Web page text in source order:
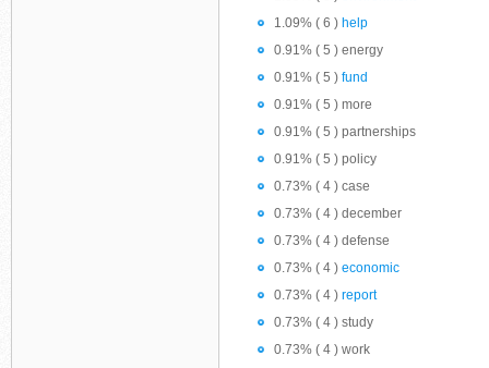
1.09% ( 6 ) help
0.91% ( 5 ) energy
0.91% ( 5 ) fund
0.91% ( 5 ) more
0.91% ( 5 ) partnerships
0.91% ( 5 ) policy
0.73% ( 4 ) case
0.73% ( 4 ) december
0.73% ( 4 ) defense
0.73% ( 4 ) economic
0.73% ( 4 ) report
0.73% ( 4 ) study
0.73% ( 4 ) work